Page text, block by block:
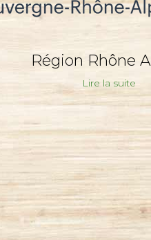
Région Rhône
Lire la suite